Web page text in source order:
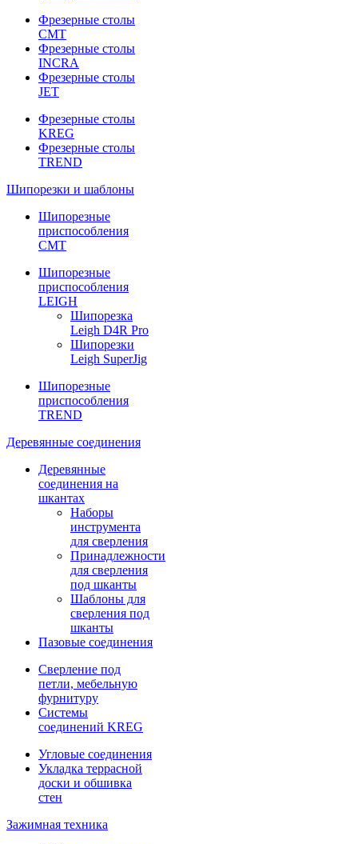
Фрезерные столы
CMT
Фрезерные столы
INCRA
Фрезерные столы
JET
Фрезерные столы
KREG
Фрезерные столы
TREND
Шипорезки и шаблоны
Шипорезные
приспособления
CMT
Шипорезные
приспособления
LEIGH
Шипорезка
Leigh D4R Pro
Шипорезки
Leigh SuperJig
Шипорезные
приспособления
TREND
Деревянные соединения
Деревянные
соединения на
шкантах
Наборы
инструмента
для сверления
Принадлежности
для сверления
под шканты
Шаблоны для
сверления под
шканты
Пазовые соединения
Сверление под
петли, мебельную
фурнитуру
Системы
соединений KREG
Угловые соединения
Укладка террасной
доски и обшивка
стен
Зажимная техника